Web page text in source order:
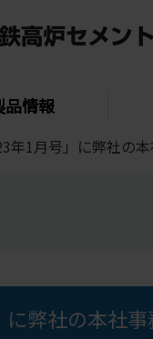
品情報
年1月号」に弊社の
に弊社の本社